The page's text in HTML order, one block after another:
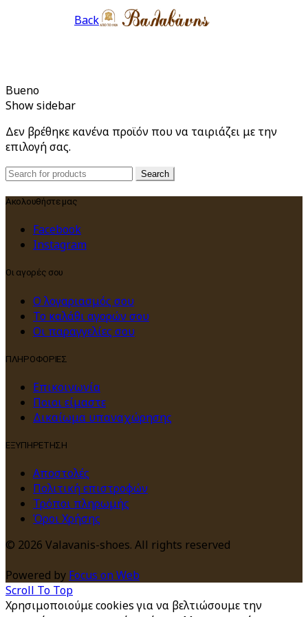
Back
Bueno
Show sidebar
Δεν βρέθηκε κανένα προϊόν που να ταιριάζει με την
επιλογή σας.
Search
Search
Ακολουθήστε μας
Facebook
Instagram
Οι αγορές σου
Ο λογαριασμός σου
Το καλάθι αγορών σου
Οι παραγγελίες σου
ΠΛΗΡΟΦΟΡΙΕΣ
Επικοινωνία
Ποιοι είμαστε
Δικαίωμα υπαναχώρησης
ΕΞΥΠΗΡΕΤΗΣΗ
Αποστολές
Πολιτική επιστροφών
Τρόποι πληρωμής
Όροι Χρήσης
© 2026 Valavanis-shoes. All rights reserved
Powered by Focus on Web
Scroll To Top
Χρησιμοποιούμε cookies για να βελτιώσουμε την